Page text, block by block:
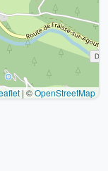
| ©OpenStreetMap